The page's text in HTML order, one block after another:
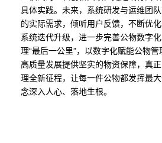
具体实践。未来，系统研发与运维团
的实际需求，倾听用户反馈，不断优
系统迭代升级，进一步完善公物数字
理“最后一公里”，以数字化赋能公物
高质量发展提供坚实的物资保障，真
理全新征程，让每一件公物都发挥最
念深入人心、落地生根。